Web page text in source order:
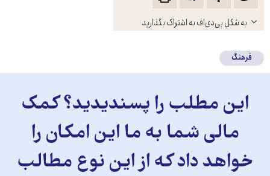
باز
کنید
به شکل پی‌دی‌اف به اشتراک بگذارید
فرهنگ
این مطلب را پسندیدید؟ کمک
مالی شما به ما این امکان را
خواهد داد که از این نوع مطالب